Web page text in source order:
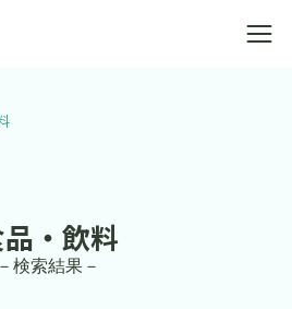
・飲料
－検索結果－